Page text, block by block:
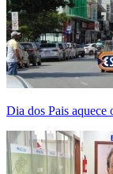
Dia dos Pais aquece